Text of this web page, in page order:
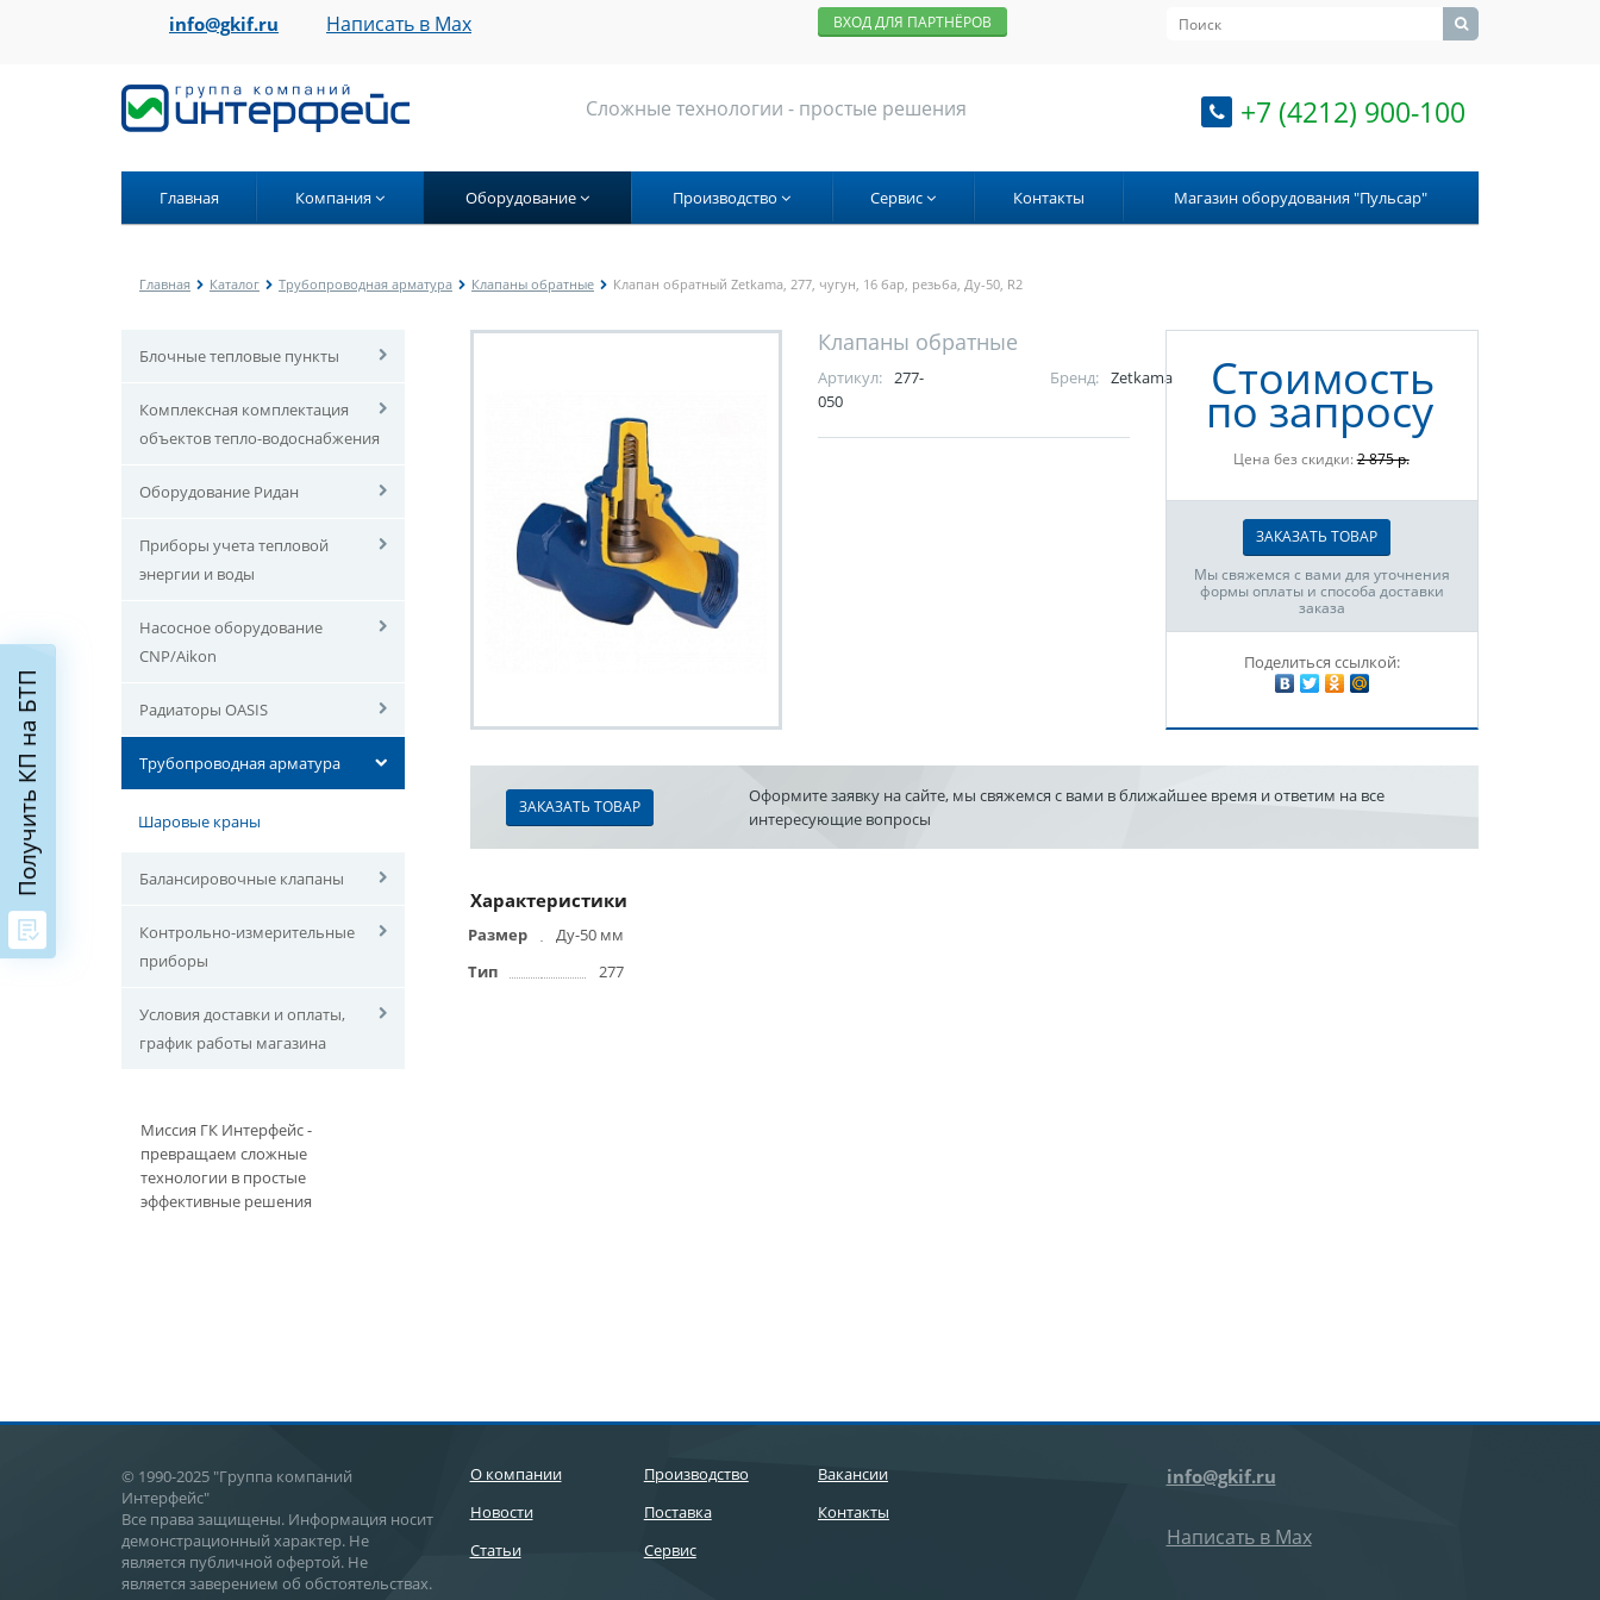
info@gkif.ru Написать в Max ВХОД ДЛЯ ПАРТНЁРОВ
Сложные технологии - простые решения +7 (4212) 900-100
Главная Компания Оборудование Производство Сервис Контакты Магазин оборудования "Пульсар"
Главная Каталог Трубопроводная арматура Клапаны обратные Клапан обратный Zetkama, 277, чугун, 16 бар, резьба, Ду-50, R2
Блочные тепловые пункты
Комплексная комплектация
объектов тепло-водоснабжения
Оборудование Ридан
Приборы учета тепловой
энергии и воды
Насосное оборудование
CNP/Aikon
Радиаторы OASIS
Трубопроводная арматура
Шаровые краны
Балансировочные клапаны
Контрольно-измерительные
приборы
Условия доставки и оплаты,
график работы магазина
Миссия ГК Интерфейс -
превращаем сложные
технологии в простые
эффективные решения
Клапаны обратные
Артикул: 277-
050
Бренд: Zetkama Стоимость
по запросу
Цена без скидки:2 875 р.
ЗАКАЗАТЬ ТОВАР
Мы свяжемся с вами для уточнения
формы оплаты и способа доставки
заказа
Поделиться ссылкой:
ЗАКАЗАТЬ ТОВАР
Оформите заявку на сайте, мы свяжемся с вами в ближайшее время и ответим на все
интересующие вопросы
Характеристики
Размер
Ду-50 мм
Тип
277
© 1990-2025 "Группа компаний
Интерфейс"
Все права защищены. Информация носит
демонстрационный характер. Не
является публичной офертой. Не
является заверением об обстоятельствах.
О компании
Новости
Статьи
Производство
Поставка
Сервис
Вакансии
Контакты
info@gkif.ru
Написать в Max
Получить КП на БТП